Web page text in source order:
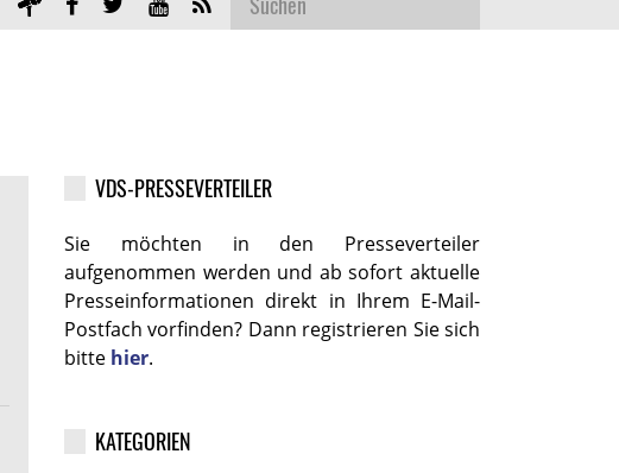
VDS-PRESSEVERTEILER
Sie möchten in den Presseverteiler
aufgenommen werden und ab sofort aktuelle
Presseinformationen direkt in Ihrem E-Mail-
Postfach vorfinden? Dann registrieren Sie sich
bitte hier.
KATEGORIEN